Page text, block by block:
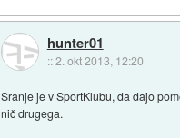
hunter01
::2. okt 2013, 12:20
Sranje je v SportKlubu, da dajo
nič drugega.